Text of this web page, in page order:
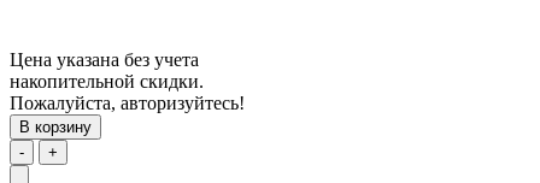
Цена указана без учета
накопительной скидки.
Пожалуйста, авторизуйтесь!
В корзину
-
+